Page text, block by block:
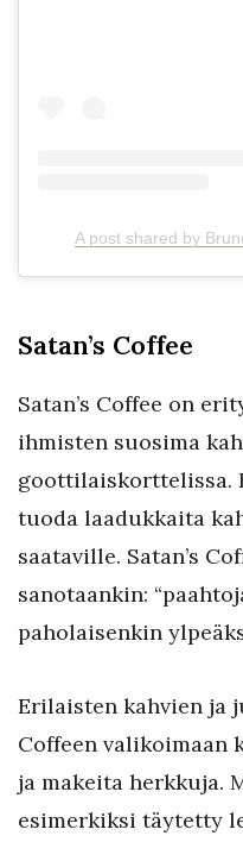
A post shared by
Satan’s Coffee
Satan’s Coffee on
ihmisten suosima
goottilaiskorttelissa.
tuoda laadukkaita
saataville. Satan’s
sanotaankin:
paholaisenkin
Erilaisten kahvien ja
Coffeen
ja makeita herkkuja.
esimerkiksi täytetty